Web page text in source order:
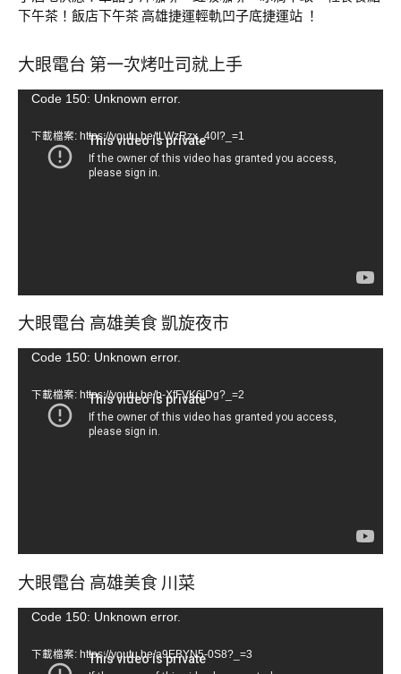
下午茶！飯店下午茶 高雄捷運輕軌凹子底捷運站 ！
大眼電台 第一次烤吐司就上手
視Code 150: Unknown error.
下載檔案: https://youtu.be/tLWzRzx_40I?_=1
大眼電台 高雄美食 凱旋夜市
視Code 150: Unknown error.
下載檔案: https://youtu.be/b-XfFVK6jDg?_=2
大眼電台 高雄美食 川菜
視Code 150: Unknown error.
下載檔案: https://youtu.be/a9EBYN5-0S8?_=3